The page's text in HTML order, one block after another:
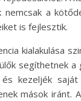
nemcsak a
is fejlesztik.
kialakulása
segíthetnek a
kezeljék
mások iránt.